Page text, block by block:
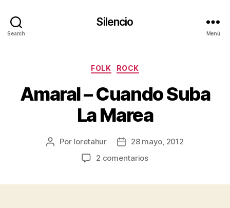
Search
Silencio
Menú
Categorías
FOLK ROCK
Amaral – Cuando Suba
La Marea
Autor
Por loretahur
Fecha28 mayo, 2012
2 comentariosen